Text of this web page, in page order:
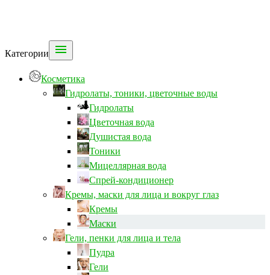
Категории 
Косметика
Гидролаты, тоники, цветочные воды
Гидролаты
Цветочная вода
Душистая вода
Тоники
Мицеллярная вода
Спрей-кондиционер
Кремы, маски для лица и вокруг глаз
Кремы
Маски
Гели, пенки для лица и тела
Пудра
Гели